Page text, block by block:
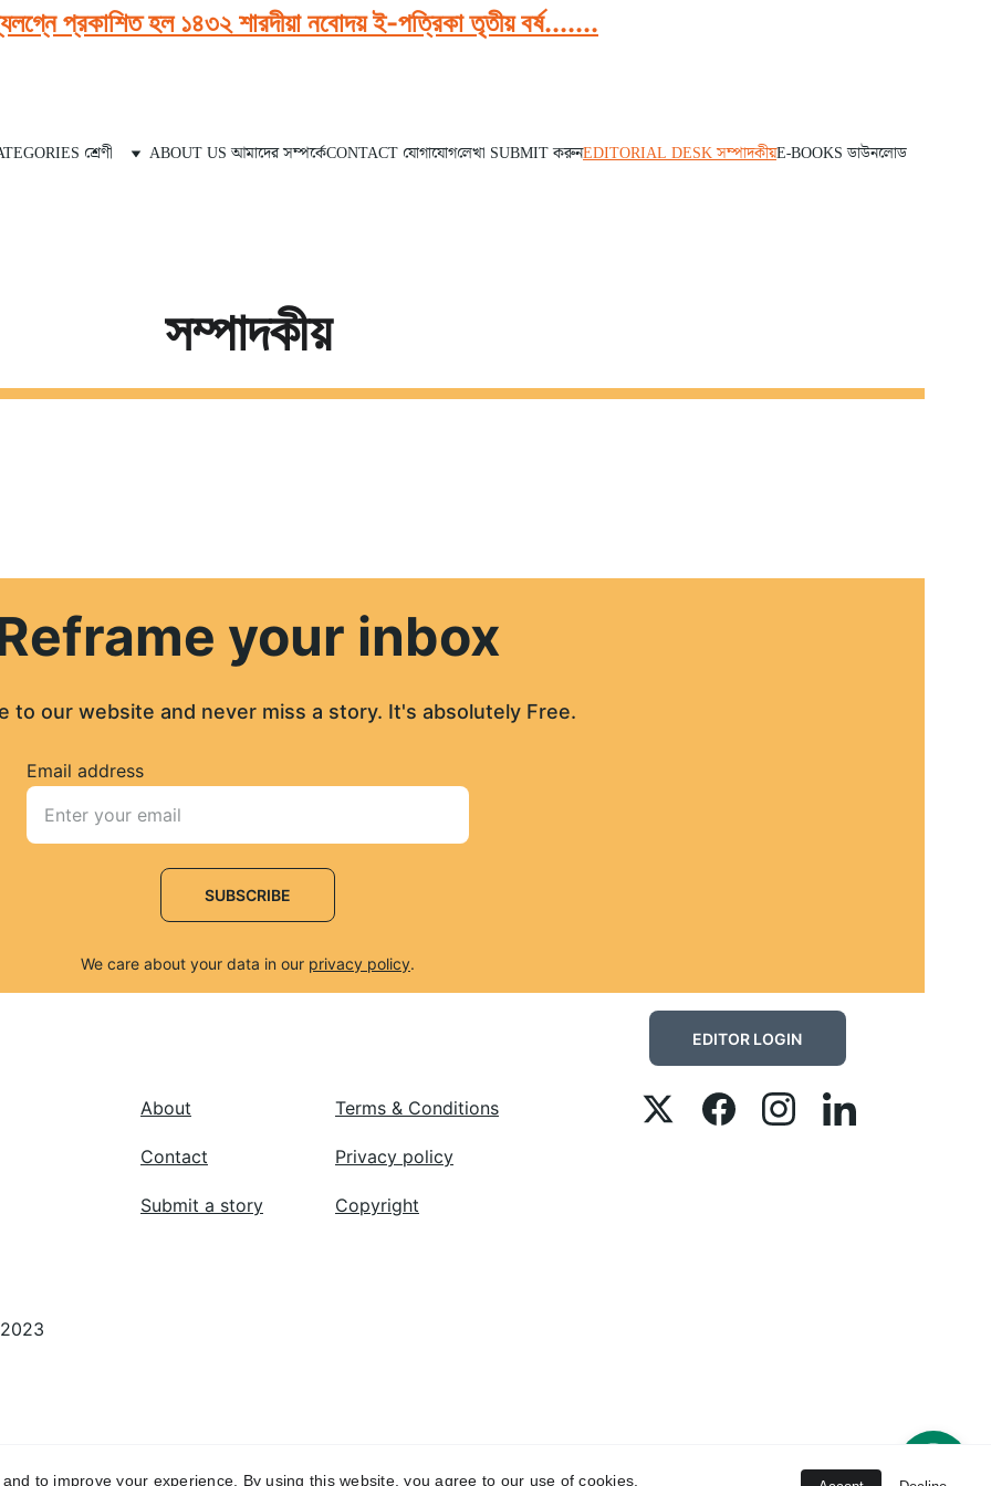
প্রকাশিত হল ১৪৩২ শারদীয়া নবোদয় ই-পত্রিকা তৃতীয় বর্ষ.......
শ্রেণী ABOUT US আমাদের সম্পর্কেCONTACT যোগাযোগলেখা SUBMIT করুনEDITORIAL DESK সম্পাদকীয়E-BOOKS ডাউনলোড
সম্পাদকীয়
About
Contact
Submit a story
Terms & Conditions
Privacy policy
Copyright
your inbox
to our website and never miss a story. It's absolutely Free.
Email address
SUBSCRIBE
We care about your data in our privacy policy.
EDITOR LOGIN
to improve your experience. By using this website, you agree to our use of cookies.